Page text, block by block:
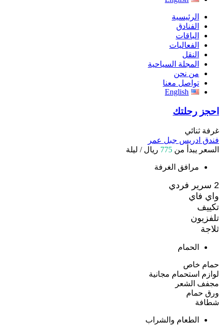
الرئيسية
الفنادق
الباقات
الفعاليات
النقل
المجلة السياحية
من نحن
تواصل معنا
English
احجز رحلتك
غرفة ثنائي
فندق ادريس جبل عمر
السعر يبدأ من 775 ريال / ليلة
مرافق الغرفة
2 سرير فردي
واي فاي
تكييف
تلفزيون
ثلاجة
الحمام
حمام خاص
لوازم استحمام مجانية
مجفف الشعر
ورق حمام
شطافة
الطعام والشراب